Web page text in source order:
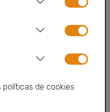
de cookies